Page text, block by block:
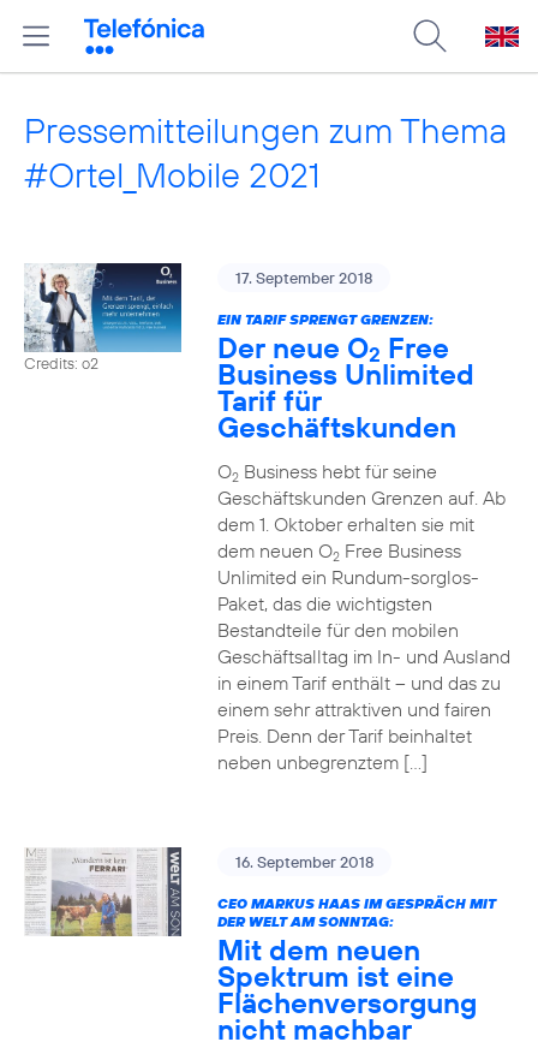
Pressemitteilungen zum Thema
#Ortel_Mobile 2021
Credits: o2
17. September 2018
EIN TARIF SPRENGT GRENZEN:
Der neue O2 Free
Business Unlimited
Tarif für
Geschäftskunden
O2Business hebt für seine
Geschäftskunden Grenzen auf. Ab
dem 1. Oktober erhalten sie mit
dem neuen O2Free Business
Unlimited ein Rundum-sorglos-
Paket, das die wichtigsten
Bestandteile für den mobilen
Geschäftsalltag im In- und Ausland
in einem Tarif enthält – und das zu
einem sehr attraktiven und fairen
Preis. Denn der Tarif beinhaltet
neben unbegrenztem […]
16. September 2018
CEO MARKUS HAAS IM GESPRÄCH MIT
DER WELT AM SONNTAG:
Mit dem neuen
Spektrum ist eine
Flächenversorgung
nicht machbar